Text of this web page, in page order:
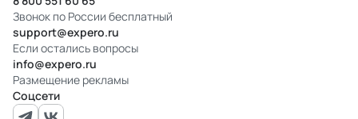
Звонок по России бесплатный
support@expero.ru
Если остались вопросы
info@expero.ru
Размещение рекламы
Соцсети